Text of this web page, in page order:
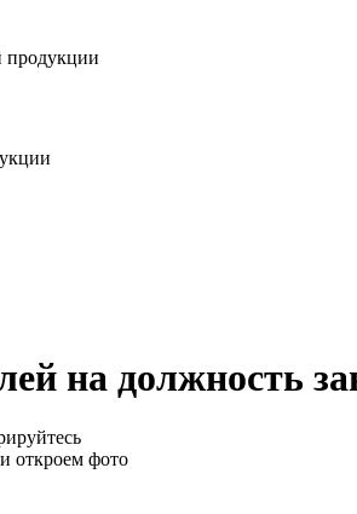
продукции
на должность
откроем фото